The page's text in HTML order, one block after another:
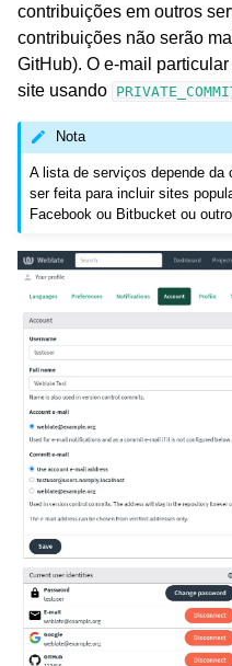
contribuições em outros
contribuições não serão
GitHub). O e-mail
site usando
Nota
A lista de serviços depende da
ser feita para incluir sites
Facebook ou Bitbucket ou